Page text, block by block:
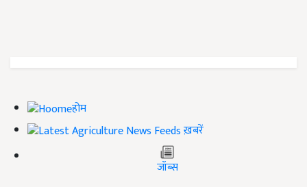
होम
ख़बरें
जॉब्स